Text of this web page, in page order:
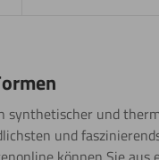
synthetischer und
und